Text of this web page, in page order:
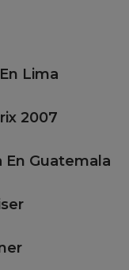
Lima
2007
En Guatemala